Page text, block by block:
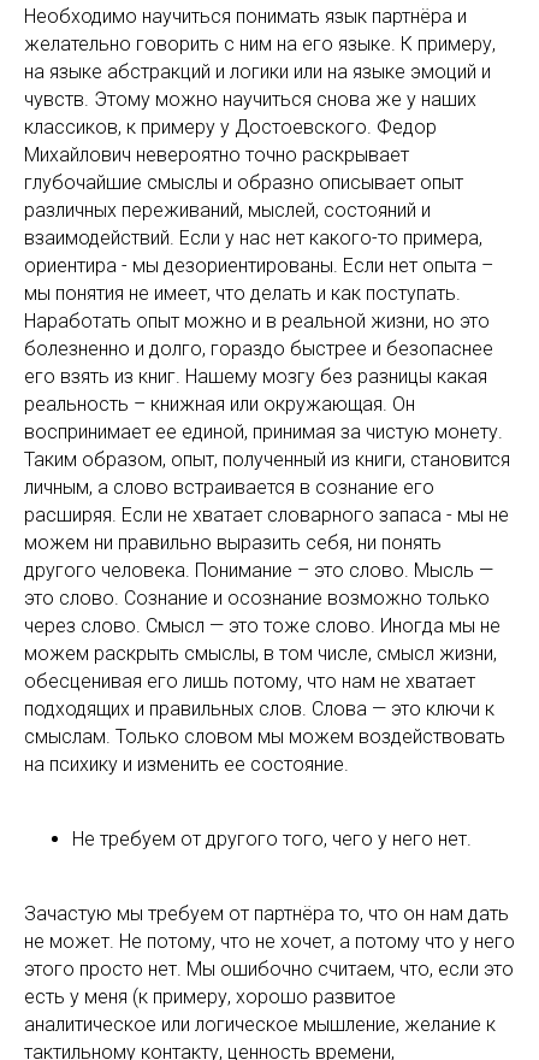
Необходимо научиться понимать язык партнёра и
желательно говорить с ним на его языке. К примеру,
на языке абстракций и логики или на языке эмоций и
чувств. Этому можно научиться снова же у наших
классиков, к примеру у Достоевского. Федор
Михайлович невероятно точно раскрывает
глубочайшие смыслы и образно описывает опыт
различных переживаний, мыслей, состояний и
взаимодействий. Если у нас нет какого-то примера,
ориентира - мы дезориентированы. Если нет опыта –
мы понятия не имеет, что делать и как поступать.
Наработать опыт можно и в реальной жизни, но это
болезненно и долго, гораздо быстрее и безопаснее
его взять из книг. Нашему мозгу без разницы какая
реальность – книжная или окружающая. Он
воспринимает ее единой, принимая за чистую монету.
Таким образом, опыт, полученный из книги, становится
личным, а слово встраивается в сознание его
расширяя. Если не хватает словарного запаса - мы не
можем ни правильно выразить себя, ни понять
другого человека. Понимание – это слово. Мысль —
это слово. Сознание и осознание возможно только
через слово. Смысл — это тоже слово. Иногда мы не
можем раскрыть смыслы, в том числе, смысл жизни,
обесценивая его лишь потому, что нам не хватает
подходящих и правильных слов. Слова — это ключи к
смыслам. Только словом мы можем воздействовать
на психику и изменить ее состояние.
Не требуем от другого того, чего у него нет.
Зачастую мы требуем от партнёра то, что он нам дать
не может. Не потому, что не хочет, а потому что у него
этого просто нет. Мы ошибочно считаем, что, если это
есть у меня (к примеру, хорошо развитое
аналитическое или логическое мышление, желание к
тактильному контакту, ценность времени,